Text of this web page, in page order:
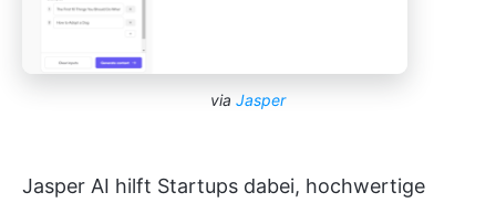
via Jasper
Jasper AI hilft Startups dabei, hochwertige